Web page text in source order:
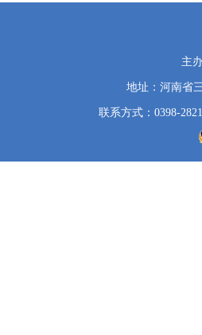
主
地址：河南省
联系方式：0398-